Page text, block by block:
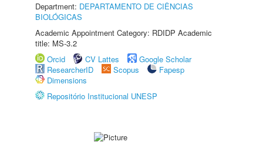
Department: DEPARTAMENTO DE CIÊNCIAS
BIOLÓGICAS
Academic Appointment Category: RDIDP Academic
title: MS-3.2
Orcid
CV Lattes
Google Scholar
ResearcherID
Scopus
Fapesp
Dimensions
Repositório Institucional UNESP